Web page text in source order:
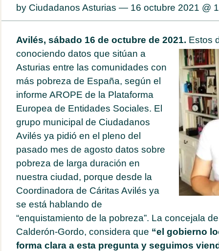
by Ciudadanos Asturias — 16 octubre 2021 @
Avilés, sábado 16 de octubre de 2021. Estos
conociendo datos que sitúan a
Asturias entre las comunidades con
más pobreza de España, según el
informe AROPE de la Plataforma
Europea de Entidades Sociales. El
grupo municipal de Ciudadanos
Avilés ya pidió en el pleno del
pasado mes de agosto datos sobre
pobreza de larga duración en
nuestra ciudad, porque desde la
Coordinadora de Cáritas Avilés ya
se está hablando de
“enquistamiento de la pobreza”. La concejala
Calderón-Gordo, considera que “el gobierno
forma clara a esta pregunta y seguimos